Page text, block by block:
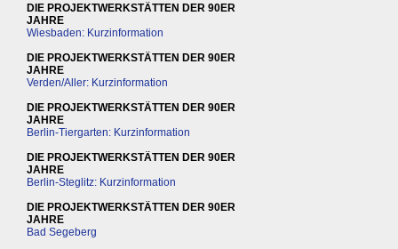
DIE PROJEKTWERKSTÄTTEN DER 90ER
JAHRE
Wiesbaden: Kurzinformation
DIE PROJEKTWERKSTÄTTEN DER 90ER
JAHRE
Verden/Aller: Kurzinformation
DIE PROJEKTWERKSTÄTTEN DER 90ER
JAHRE
Berlin-Tiergarten: Kurzinformation
DIE PROJEKTWERKSTÄTTEN DER 90ER
JAHRE
Berlin-Steglitz: Kurzinformation
DIE PROJEKTWERKSTÄTTEN DER 90ER
JAHRE
Bad Segeberg